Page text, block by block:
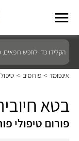
הקלידו
כדי
לחפש
רופאים,
מידע
ועוד...
אינפומד > פורומים >
בטא
פורום טיפולי